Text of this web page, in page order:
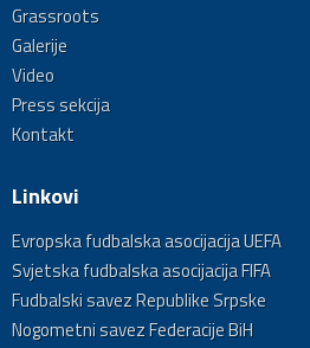
Grassroots
Galerije
Video
Press sekcija
Kontakt
Linkovi
Evropska fudbalska asocijacija UEFA
Svjetska fudbalska asocijacija FIFA
Fudbalski savez Republike Srpske
Nogometni savez Federacije BiH